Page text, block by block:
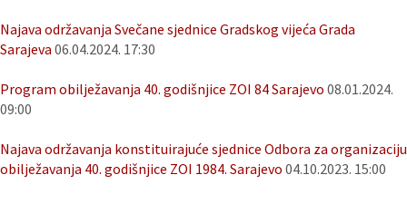
Najava održavanja Svečane sjednice Gradskog vijeća Grada
Sarajeva 06.04.2024. 17:30
Program obilježavanja 40. godišnjice ZOI 84 Sarajevo 08.01.2024.
09:00
Najava održavanja konstituirajuće sjednice Odbora za organizaciju
obilježavanja 40. godišnjice ZOI 1984. Sarajevo 04.10.2023. 15:00